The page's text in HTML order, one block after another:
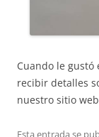
Cuando le
recibir detalles
nuestro sitio
Esta entrada se